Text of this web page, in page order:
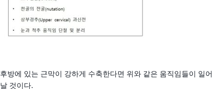
후방에 있는 근막이 강하게 수축한다면 위와 같은 움직임들이 일어
날 것이다.